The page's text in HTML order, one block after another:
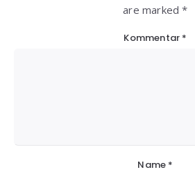
are marked *
Kommentar *
Name *